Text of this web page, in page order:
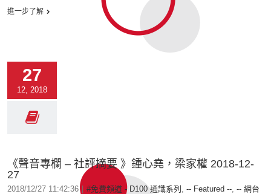
進一步了解
27
12, 2018
《聲音專欄 – 社評摘要 》鍾心堯，梁家權 2018-12-
27
2018/12/27 11:42:36 #免費頻道 - D100 通識系列 , -- Featured --, -- 網台